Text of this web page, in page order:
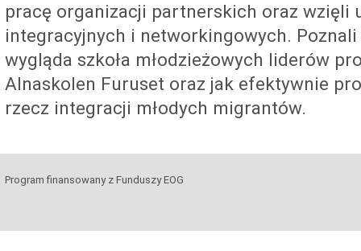
pracę organizacji partnerskich oraz wzięli
integracyjnych i networkingowych.
wygląda szkoła młodzieżowych liderów
Alnaskolen Furuset oraz jak efektywnie
rzecz integracji młodych migrantów.
Program finansowany z Funduszy EOG